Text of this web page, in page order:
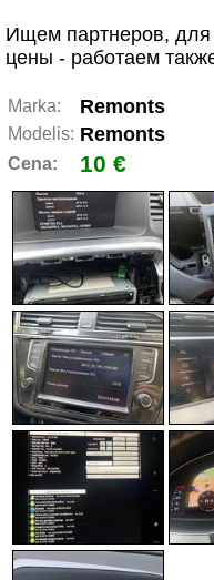
Ищем партнеров, для
цены - работаем
Marka: Remonts
Modelis: Remonts
Cena: 10 €